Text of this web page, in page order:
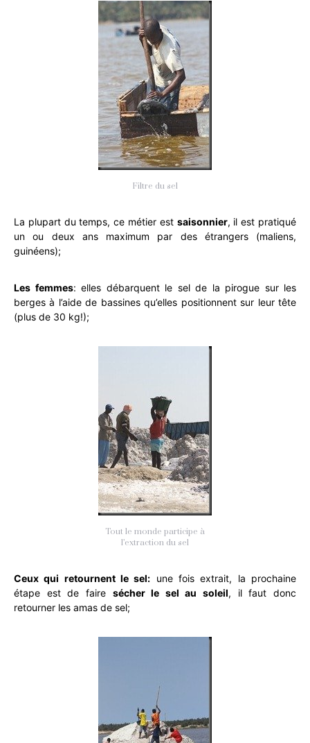
Filtre du sel
La plupart du temps, ce métier est saisonnier, il est pratiqué
un ou deux ans maximum par des étrangers (maliens,
guinéens);
Les femmes: elles débarquent le sel de la pirogue sur les
berges à l’aide de bassines qu’elles positionnent sur leur tête
(plus de 30 kg!);
Tout le monde participe à
l’extraction du sel
Ceux qui retournent le sel: une fois extrait, la prochaine
étape est de faire sécher le sel au soleil, il faut donc
retourner les amas de sel;